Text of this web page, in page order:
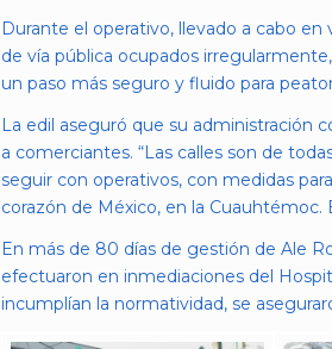
Durante el operativo, llevado a cabo
de vía pública ocupados
un paso más seguro y fluido para
La edil aseguró que su administración
a comerciantes. “Las calles son de
seguir con operativos, con medidas
corazón de México, en la
En más de 80 días de gestión de Ale
efectuaron en inmediaciones del
incumplían la normatividad, se